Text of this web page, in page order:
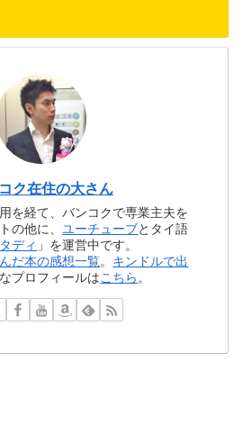
ク在住の大さん
を経て、バンコクで専業主夫を
の他に、 ユーチューブとタイ語
ディ 」を運営中です。
だ本の感想一覧。 キンドルで出
プロフィールはこちら 。